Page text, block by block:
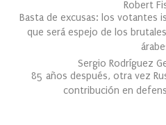
Robert
Basta de excusas: los votantes
que será espejo de los
Sergio Rodríguez
85 años después, otra vez
contribución en